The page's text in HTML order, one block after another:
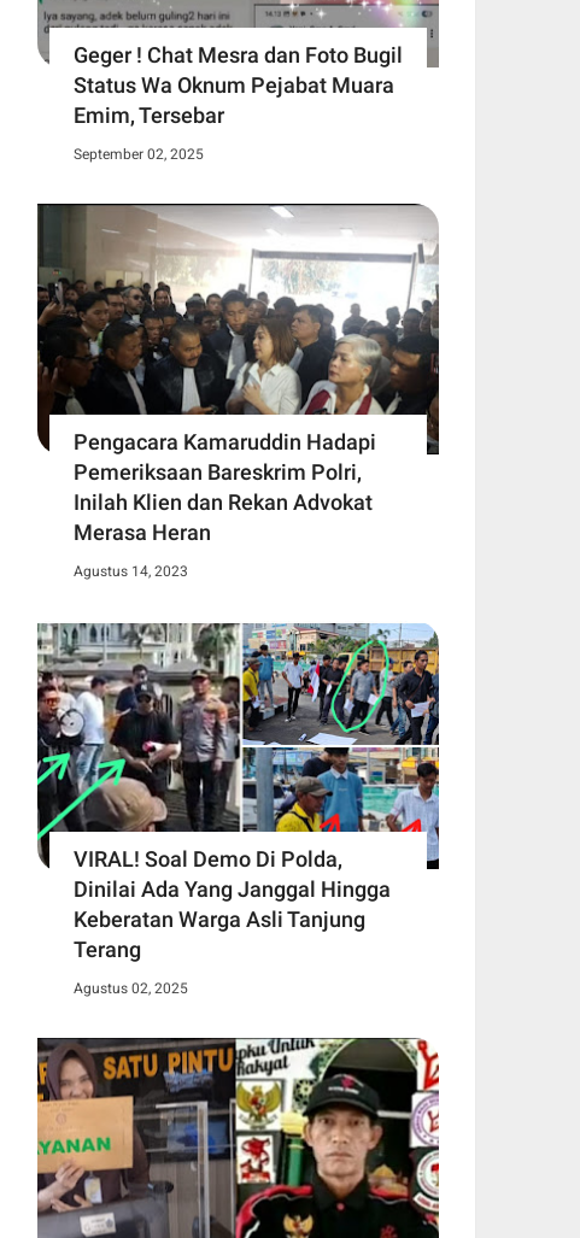
Geger ! Chat Mesra dan Foto Bugil
Status Wa Oknum Pejabat Muara
Emim, Tersebar
September 02, 2025
Pengacara Kamaruddin Hadapi
Pemeriksaan Bareskrim Polri,
Inilah Klien dan Rekan Advokat
Merasa Heran
Agustus 14, 2023
VIRAL! Soal Demo Di Polda,
Dinilai Ada Yang Janggal Hingga
Keberatan Warga Asli Tanjung
Terang
Agustus 02, 2025